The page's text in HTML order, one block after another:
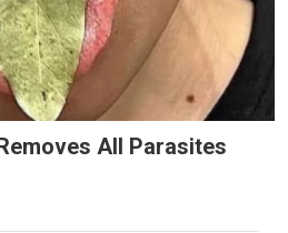
All Parasites